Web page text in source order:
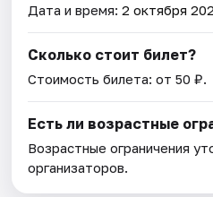
Дата и время:2 октября
Сколько стоит билет?
Стоимость билета: от 50 ₽.
Есть ли возрастные
Возрастные ограничения
организаторов.